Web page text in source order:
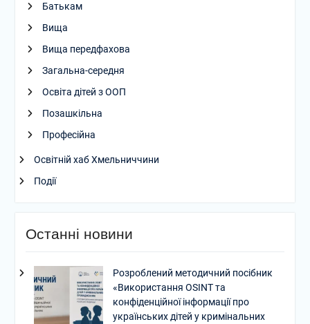
Батькам
Вища
Вища передфахова
Загальна-середня
Освіта дітей з ООП
Позашкільна
Професійна
Освітній хаб Хмельниччини
Події
Останні новини
Розроблений методичний посібник
«Використання OSINT та
конфіденційної інформації про
українських дітей у кримінальних